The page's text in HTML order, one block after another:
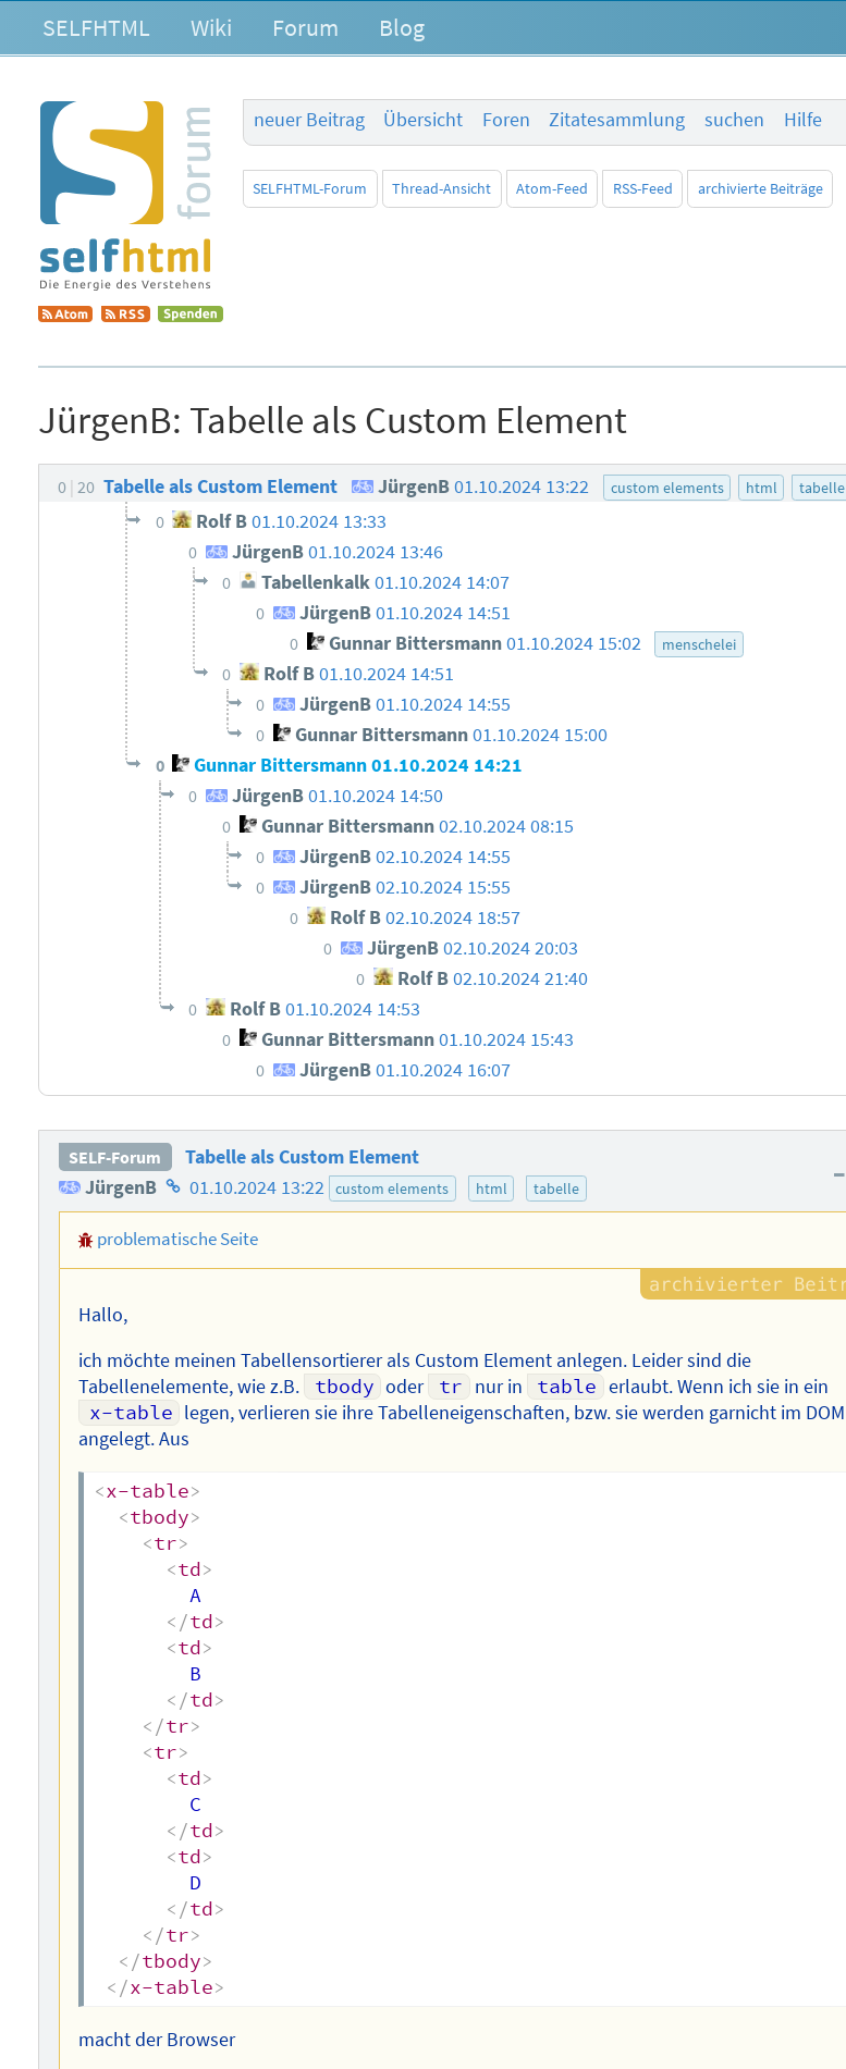
SELFHTML Wiki Forum Blog
neuer Beitrag
Übersicht Foren Zitatesammlung suchen Hilfe
SELFHTML-Forum Thread-Ansicht Atom-Feed RSS-Feed archivierte Beiträge
JürgenB: Tabelle als Custom Element
0 20 Tabelle als Custom Element JürgenB01.10.2024 13:22 custom elements html tabelle
0 Rolf B01.10.2024 13:33
0 JürgenB01.10.2024 13:46
0 Tabellenkalk01.10.2024 14:07
0 JürgenB01.10.2024 14:51
0 Gunnar Bittersmann 01.10.2024 15:02 menschelei
0 Rolf B01.10.2024 14:51
0 JürgenB01.10.2024 14:55
0 Gunnar Bittersmann01.10.2024 15:00
0 Gunnar Bittersmann01.10.2024 14:21
0 JürgenB01.10.2024 14:50
0 Gunnar Bittersmann02.10.2024 08:15
0 JürgenB02.10.2024 14:55
0 JürgenB02.10.2024 15:55
0 Rolf B02.10.2024 18:57
0 JürgenB 02.10.2024 20:03
0 Rolf B02.10.2024 21:40
0 Rolf B01.10.2024 14:53
0 Gunnar Bittersmann01.10.2024 15:43
0 JürgenB01.10.2024 16:07
SELF-Forum
Tabelle als Custom Element
JürgenB Homepage
des
Autors
01.10.2024 13:22 custom elements html tabelle –
problematische Seite
Hallo,
ich möchte meinen Tabellensortierer als Custom Element anlegen. Leider sind die
Tabellenelemente, wie z.B.
tbody oder tr nur in table erlaubt. Wenn ich sie in ein
x-table legen, verlieren sie ihre Tabelleneigenschaften, bzw. sie werden garnicht im DOM
angelegt. Aus
<x-table>
<tbody>
<tr>
<td>
        A
</td>
<td>
        B
</td>
</tr>
<tr>
<td>
        C
</td>
<td>
        D
</td>
</tr>
</tbody>
</x-table>
macht der Browser